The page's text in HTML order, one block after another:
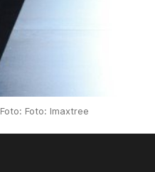
Foto: Foto: Imaxtree